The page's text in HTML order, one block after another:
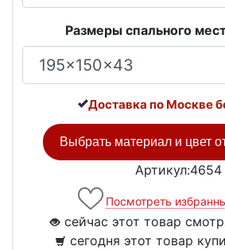
Размеры спального
Доставка по Москве
Выбрать материал и цвет
Артикул:4654
Посмотреть
сейчас этот товар
сегодня этот товар